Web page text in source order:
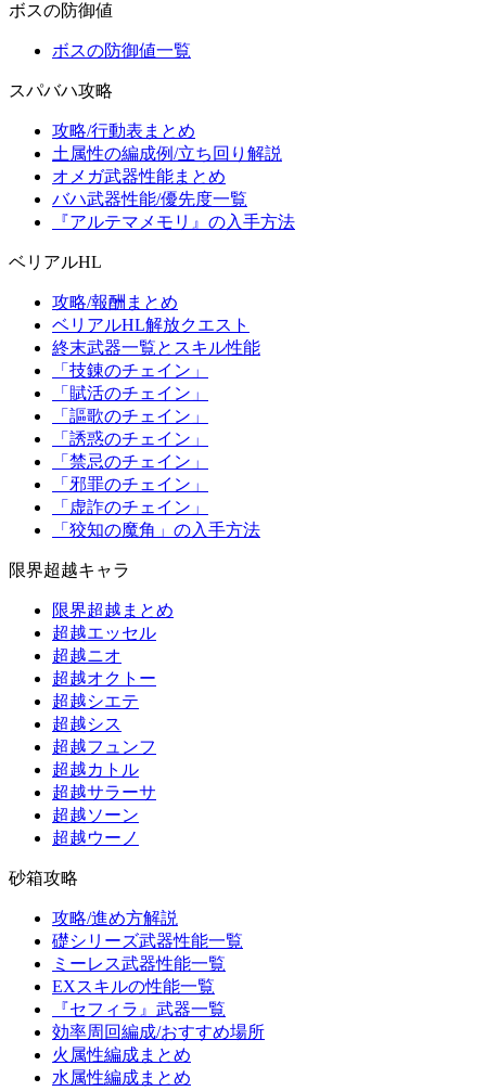
ボスの防御値
ボスの防御値一覧
スパバハ攻略
攻略/行動表まとめ
土属性の編成例/立ち回り解説
オメガ武器性能まとめ
バハ武器性能/優先度一覧
『アルテマメモリ』の入手方法
ベリアルHL
攻略/報酬まとめ
ベリアルHL解放クエスト
終末武器一覧とスキル性能
「技錬のチェイン」
「賦活のチェイン」
「謳歌のチェイン」
「誘惑のチェイン」
「禁忌のチェイン」
「邪罪のチェイン」
「虚詐のチェイン」
「狡知の魔角」の入手方法
限界超越キャラ
限界超越まとめ
超越エッセル
超越ニオ
超越オクトー
超越シエテ
超越シス
超越フュンフ
超越カトル
超越サラーサ
超越ソーン
超越ウーノ
砂箱攻略
攻略/進め方解説
礎シリーズ武器性能一覧
ミーレス武器性能一覧
EXスキルの性能一覧
『セフィラ』武器一覧
効率周回編成/おすすめ場所
火属性編成まとめ
水属性編成まとめ